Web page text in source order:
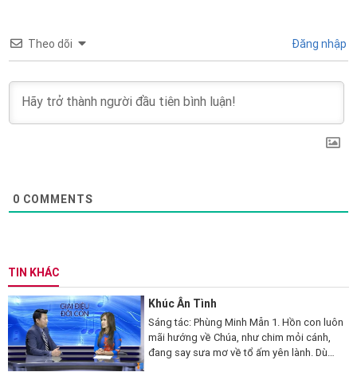
Theo dõi Đăng nhập
0 COMMENTS
TIN KHÁC
Khúc Ân Tình
Sáng tác: Phùng Minh Mẫn 1. Hồn con luôn
mãi hướng về Chúa, như chim mỏi cánh,
đang say sưa mơ về tổ ấm yên lành. Dù